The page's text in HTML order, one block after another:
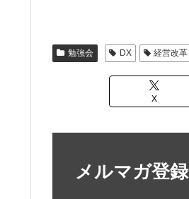
勉強会 DX 経営改革
X
メルマガ登録